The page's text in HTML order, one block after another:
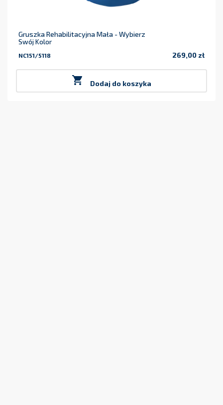
Gruszka Rehabilitacyjna Mała - Wybierz
Swój Kolor
NC151/5118 269,00 zł
 Dodaj do koszyka